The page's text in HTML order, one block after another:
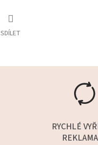
SDÍLET
RYCHLÉ